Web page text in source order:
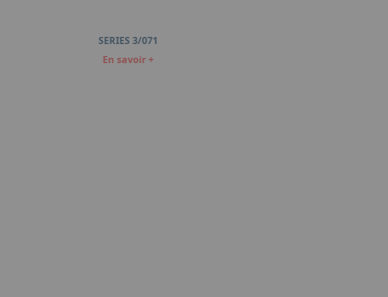
SERIES 3/071
En savoir +